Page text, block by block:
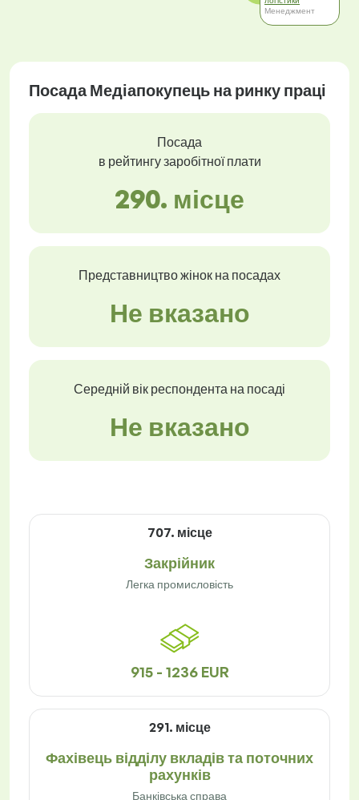
Менеджмент
Посада Медіапокупець на ринку праці
Посада
в рейтингу заробітної плати
290. місце
Представництво жінок на посадах
Не вказано
Середній вік респондента на посаді
Не вказано
707. місце
Закрійник
Легка промисловість
915 - 1236 EUR
291. місце
Фахівець відділу вкладів та поточних
рахунків
Банківська справа